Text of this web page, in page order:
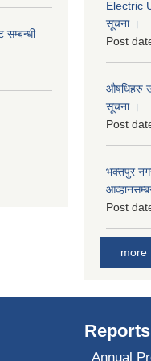
Electric
सूचना ।
Post
औषधिहरु
सूचना ।
Post
भक्तपुर
Post
more
Reports
Annual